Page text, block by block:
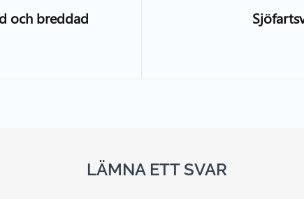
och breddad
LÄMNA ETT SVAR